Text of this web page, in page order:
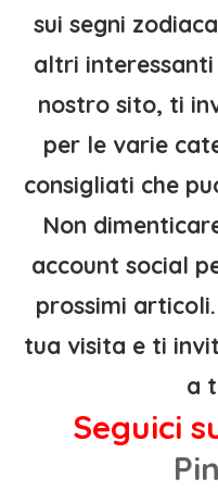
sui segni
altri
nostro sito, ti
per le varie
consigliati che
Non
account social
prossimi
tua visita e ti
a
Seguici